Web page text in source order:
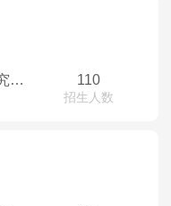
(00)不区分研究方向 110
招生人数